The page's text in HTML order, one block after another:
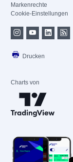
Markenrechte
Cookie-Einstellungen
Drucken
Charts von